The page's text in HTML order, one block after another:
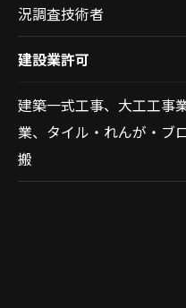
況調査技術者
建設業許可
建築一式工事、大工工事
業、タイル・れんが・ブ
搬